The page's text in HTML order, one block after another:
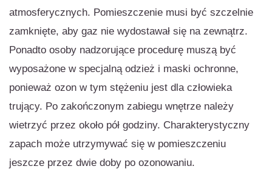
atmosferycznych. Pomieszczenie musi być szczelnie
zamknięte, aby gaz nie wydostawał się na zewnątrz.
Ponadto osoby nadzorujące procedurę muszą być
wyposażone w specjalną odzież i maski ochronne,
ponieważ ozon w tym stężeniu jest dla człowieka
trujący. Po zakończonym zabiegu wnętrze należy
wietrzyć przez około pół godziny. Charakterystyczny
zapach może utrzymywać się w pomieszczeniu
jeszcze przez dwie doby po ozonowaniu.